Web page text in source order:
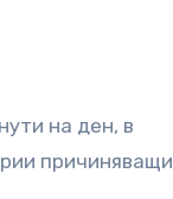
на ден, в
причиняващи